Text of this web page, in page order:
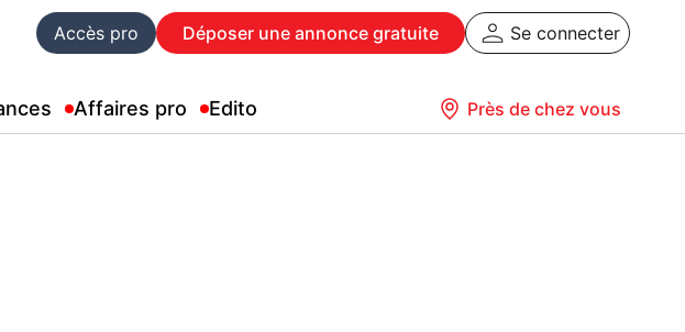
Accès pro Déposer une annonce gratuite Se connecter
Affaires pro Edito Près de chez vous